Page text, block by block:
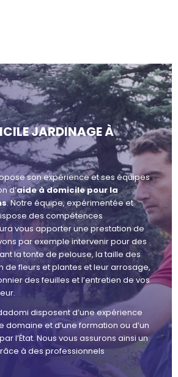
JARDINAGE À
son expérience et ses équipes
d’aide à domicile pour la
. Notre équipe, expérimentée et
des compétences
vous apporter une prestation de
par exemple intervenir pour des
la tonte de pelouse, la taille des
de fleurs et plantes et leur arrosage,
des feuilles et l’entretien de vos
disposent d’une expérience
domaine et d’une formation ou d’un
l’État. Nous vous assurons ainsi un
à des professionnels